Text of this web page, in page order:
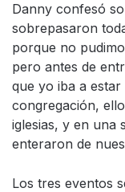
Danny confesó
sobrepasaron
porque no
pero antes de
que yo iba a
congregación,
iglesias, y en una
enteraron de
Los tres eventos